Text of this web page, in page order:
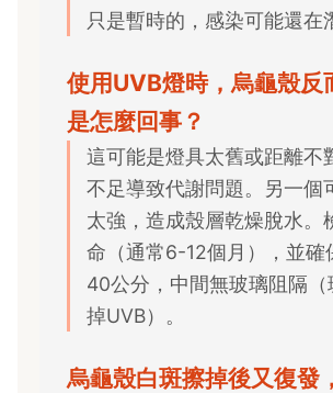
只是暫時的，感染可能還在
使用UVB燈時，烏龜殼反
是怎麼回事？
這可能是燈具太舊或距離不
不足導致代謝問題。另一個
太強，造成殼層乾燥脫水。
命（通常6-12個月），並確
40公分，中間無玻璃阻隔（
掉UVB）。
烏龜殼白斑擦掉後又復發